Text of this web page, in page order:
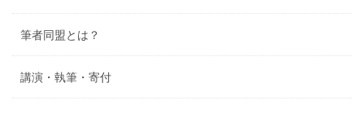
筆者同盟とは？
講演・執筆・寄付